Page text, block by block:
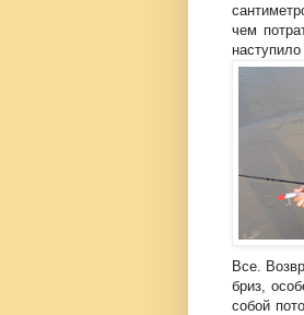
чем
Все.
бриз,
собой